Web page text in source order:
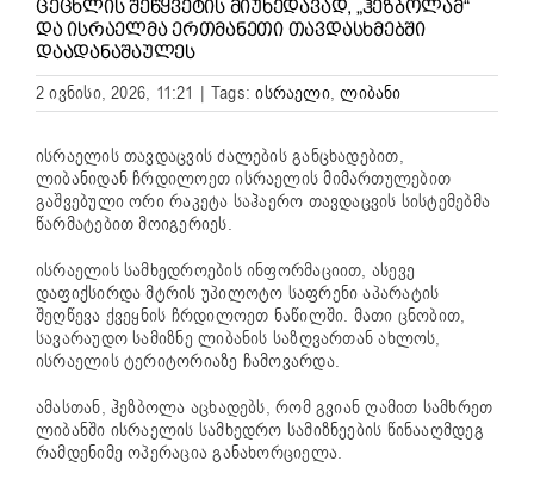
ᲪᲔᲪᲮᲚᲘᲡ ᲨᲔᲬᲧᲕᲔᲢᲘᲡ ᲛᲘᲣᲮᲔᲓᲐᲕᲐᲓ, „ᲰᲔᲖᲑᲝᲚᲐᲛ“
ᲓᲐ ᲘᲡᲠᲐᲔᲚᲛᲐ ᲔᲠᲗᲛᲐᲜᲔᲗᲘ ᲗᲐᲕᲓᲐᲡᲮᲛᲔᲑᲨᲘ
ᲓᲐᲐᲓᲐᲜᲐᲨᲐᲣᲚᲔᲡ
2 ივნისი, 2026, 11:21 | Tags:ისრაელი,ლიბანი
ისრაელის თავდაცვის ძალების განცხადებით,
ლიბანიდან ჩრდილოეთ ისრაელის მიმართულებით
გაშვებული ორი რაკეტა საჰაერო თავდაცვის სისტემებმა
წარმატებით მოიგერიეს.
ისრაელის სამხედროების ინფორმაციით, ასევე
დაფიქსირდა მტრის უპილოტო საფრენი აპარატის
შეღწევა ქვეყნის ჩრდილოეთ ნაწილში. მათი ცნობით,
სავარაუდო სამიზნე ლიბანის საზღვართან ახლოს,
ისრაელის ტერიტორიაზე ჩამოვარდა.
ამასთან,ჰეზბოლა აცხადებს, რომ გვიან ღამით სამხრეთ
ლიბანში ისრაელის სამხედრო სამიზნეების წინააღმდეგ
რამდენიმე ოპერაცია განახორციელა.